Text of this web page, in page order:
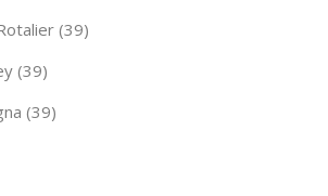
(39)
(39)
(39)